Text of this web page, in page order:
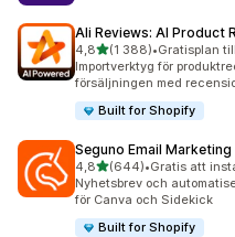
Ali Reviews: AI Product
4,8av 5 stjärnor
(1 388)
1388 recensioner totalt
•Gratisplan
Importverktyg för
försäljningen med
Built for Shopify
Seguno Email Marketing
4,8av 5 stjärnor
(644)
644 recensioner totalt
•Gratis att
Nyhetsbrev och
för Canva och Sidekick
Built for Shopify